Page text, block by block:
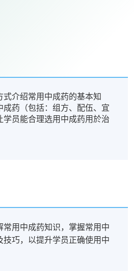
介绍常用中成药的基本知
药（包括：组方、配伍、宜
学员能合理选用中成药用於治
用中成药知识，掌握常用中
技巧，以提升学员正确使用中